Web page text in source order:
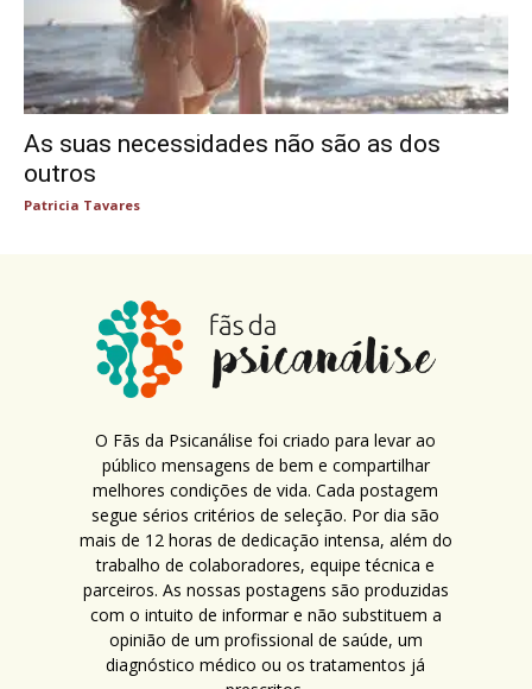
As suas necessidades não são as dos
outros
Patricia Tavares
O Fãs da Psicanálise foi criado para levar ao
público mensagens de bem e compartilhar
melhores condições de vida. Cada postagem
segue sérios critérios de seleção. Por dia são
mais de 12 horas de dedicação intensa, além do
trabalho de colaboradores, equipe técnica e
parceiros. As nossas postagens são produzidas
com o intuito de informar e não substituem a
opinião de um profissional de saúde, um
diagnóstico médico ou os tratamentos já